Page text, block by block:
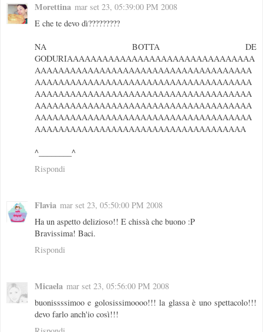
Morettina mar set 23, 05:39:00 PM 2008
E che te devo dì?????????
NA BOTTA DE
GODURIAAAAAAAAAAAAAAAAAAAAAAAAAAAAAAAA
AAAAAAAAAAAAAAAAAAAAAAAAAAAAAAAAAAAAA
AAAAAAAAAAAAAAAAAAAAAAAAAAAAAAAAAAAAA
AAAAAAAAAAAAAAAAAAAAAAAAAAAAAAAAAAAAA
AAAAAAAAAAAAAAAAAAAAAAAAAAAAAAAAAAAAA
AAAAAAAAAAAAAAAAAAAAAAAAAAAAAAAAAAAAA
AAAAAAAAAAAAAAAAAAAAAAAAAAAAAAAAAAAA
^________^
Rispondi
Flavia mar set 23, 05:50:00 PM 2008
Ha un aspetto delizioso!! E chissà che buono :P
Bravissima! Baci.
Rispondi
Micaela mar set 23, 05:56:00 PM 2008
buonissssimoo e golosissimoooo!!! la glassa è uno spettacolo!!!
devo farlo anch'io così!!!